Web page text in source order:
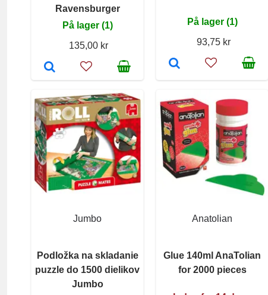
Ravensburger
På lager (1)
135,00 kr
På lager (1)
93,75 kr
Jumbo
Podložka na skladanie
puzzle do 1500 dielikov
Jumbo
Anatolian
Glue 140ml AnaTolian
for 2000 pieces